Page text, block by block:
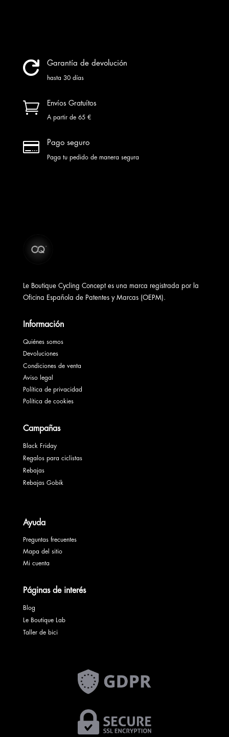
 Garantía de devolución
hasta 30 días
 Envíos Gratuítos
A partir de 65 €
 Pago seguro
Paga tu pedido de manera segura
Le Boutique Cycling Concept es una marca registrada por la
Oficina Española de Patentes y Marcas (OEPM).
Información
Quiénes somos
Devoluciones
Condiciones de venta
Aviso legal
Política de privacidad
Política de cookies
Campañas
Black Friday
Regalos para ciclistas
Rebajas
Rebajas Gobik
Ayuda
Preguntas frecuentes
Mapa del sitio
Mi cuenta
Páginas de interés
Blog
Le Boutique Lab
Taller de bici